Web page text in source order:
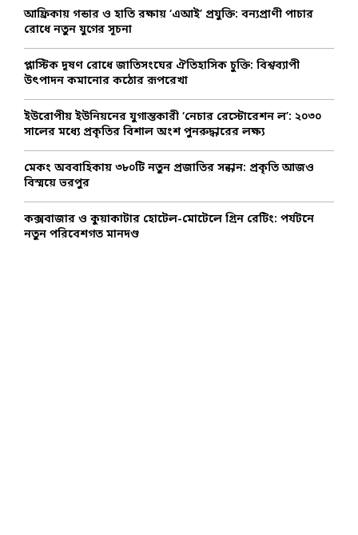
r
আফ্রিকায় গন্ডার ও হাতি রক্ষায় ‘এআই’ প্রযুক্তি: বন্যপ্রাণী পাচার
রোধে নতুন যুগের সূচনা
প্লাস্টিক দূষণ রোধে জাতিসংঘের ঐতিহাসিক চুক্তি: বিশ্বব্যাপী
উৎপাদন কমানোর কঠোর রূপরেখা
ইউরোপীয় ইউনিয়নের যুগান্তকারী ‘নেচার রেস্টোরেশন ল’: ২০৩০
সালের মধ্যে প্রকৃতির বিশাল অংশ পুনরুদ্ধারের লক্ষ্য
মেকং অববাহিকায় ৩৮০টি নতুন প্রজাতির সন্ধান: প্রকৃতি আজও
বিস্ময়ে ভরপুর
কক্সবাজার ও কুয়াকাটার হোটেল-মোটেলে গ্রিন রেটিং: পর্যটনে
নতুন পরিবেশগত মানদণ্ড